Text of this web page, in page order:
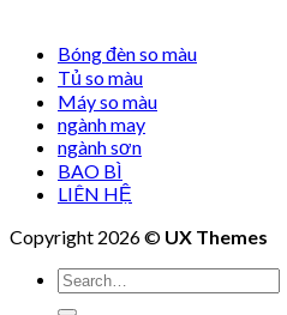
Bóng đèn so màu
Tủ so màu
Máy so màu
ngành may
ngành sơn
BAO BÌ
LIÊN HỆ
Copyright 2026 © UX Themes